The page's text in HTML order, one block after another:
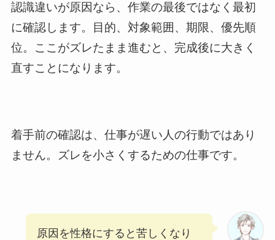
認識違いが原因なら、作業の最後ではなく最初
に確認します。目的、対象範囲、期限、優先順
位。ここがズレたまま進むと、完成後に大きく
直すことになります。
着手前の確認は、仕事が遅い人の行動ではあり
ません。ズレを小さくするための仕事です。
原因を性格にすると苦しくなり